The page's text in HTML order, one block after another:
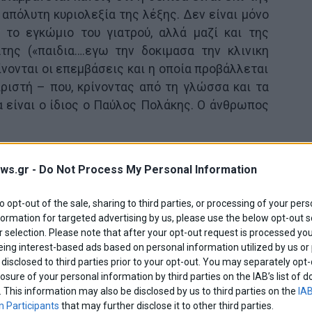
- Do Not Process My Personal Information
opt-out of the sale, sharing to third parties, or processing of your
for targeted advertising by us, please use the below opt-out
selection. Please note that after your opt-out request is processed
interest-based ads based on personal information utilized by us or
to third parties prior to your opt-out. You may separately
of your personal information by third parties on the IAB’s list of
This information may also be disclosed by us to third parties on the
Participants that may further disclose it to other third parties.
κυριολεξία της λέξης. Δεν είναι μόνο
το εγκώμιο του γιατρού, αλλά μαζί και της
(«παιδια….εγω την δοκιμασα την κλινικη
οι επεμβάσεις και η οποία προβάλλεται
– που, κρίνοντας από τη γλώσσα και τα
είναι ο ίδιος ο Παύλος Πολάκης. Ο άνθρωπος
του 2013 και ενημερώνεται για
του 2015 («μέσα σε όλον αυτόν τον πανικό
αναφέρει ότι ο λογαριασμός ήταν αρχικά
ανέβαζε κυρίως φουσκωτά, τοπία και
Οι ιατρικές αναρτήσεις ξεκινούν την 17η
ΜΕΘ, που προβάλλεται εφεξής, ξεκίνησε να